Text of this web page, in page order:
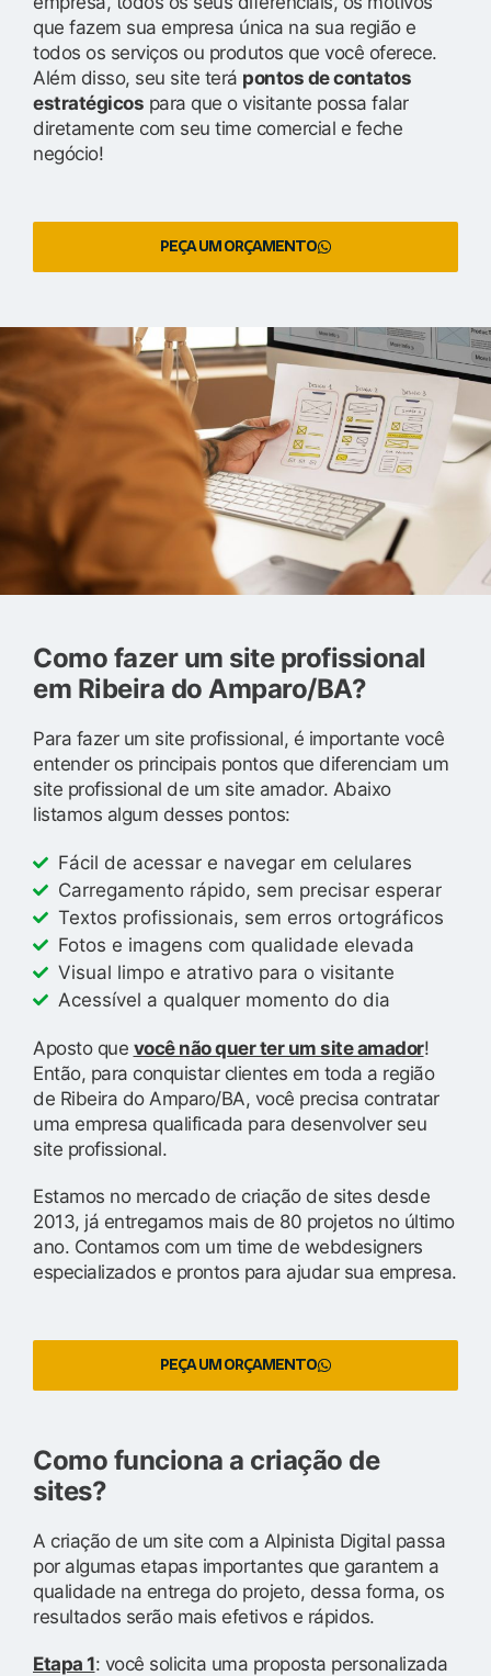
que fazem sua empresa única na sua região e
todos os serviços ou produtos que você oferece.
Além disso, seu site terá pontos de contatos
estratégicos para que o visitante possa falar
diretamente com seu time comercial e feche
negócio!
PEÇA UM ORÇAMENTO
Como fazer um site profissional
em Ribeira do Amparo/BA?
Para fazer um site profissional, é importante você
entender os principais pontos que diferenciam um
site profissional de um site amador. Abaixo
listamos algum desses pontos:
Fácil de acessar e navegar em celulares
Carregamento rápido, sem precisar esperar
Textos profissionais, sem erros ortográficos
Fotos e imagens com qualidade elevada
Visual limpo e atrativo para o visitante
Acessível a qualquer momento do dia
Aposto que você não quer ter um site amador!
Então, para conquistar clientes em toda a região
de Ribeira do Amparo/BA, você precisa contratar
uma empresa qualificada para desenvolver seu
site profissional.
Estamos no mercado de criação de sites desde
2013, já entregamos mais de 80 projetos no último
ano. Contamos com um time de webdesigners
especializados e prontos para ajudar sua empresa.
PEÇA UM ORÇAMENTO
Como funciona a criação de
sites?
A criação de um site com a Alpinista Digital passa
por algumas etapas importantes que garantem a
qualidade na entrega do projeto, dessa forma, os
resultados serão mais efetivos e rápidos.
Etapa 1: você solicita uma proposta personalizada